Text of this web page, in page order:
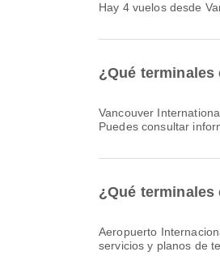
Hay 4 vuelos desde
¿Qué
Vancouver International Airport ofrece Hotel del aeropuerto, Servicio bancario/ATM, Área de espera y muchos otros servicios para mejorar tu experiencia de viaje.
Puedes consultar
¿Qué
Aeropuerto Internacional de Hamilton-Munro ofrece y muchas otras comodidades para mejorar tu experiencia de viaje. Puedes consultar información detallada sobre
servicios y planos de